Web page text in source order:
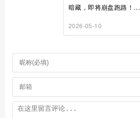
暗藏，即将崩盘跑路！...
2026-05-10